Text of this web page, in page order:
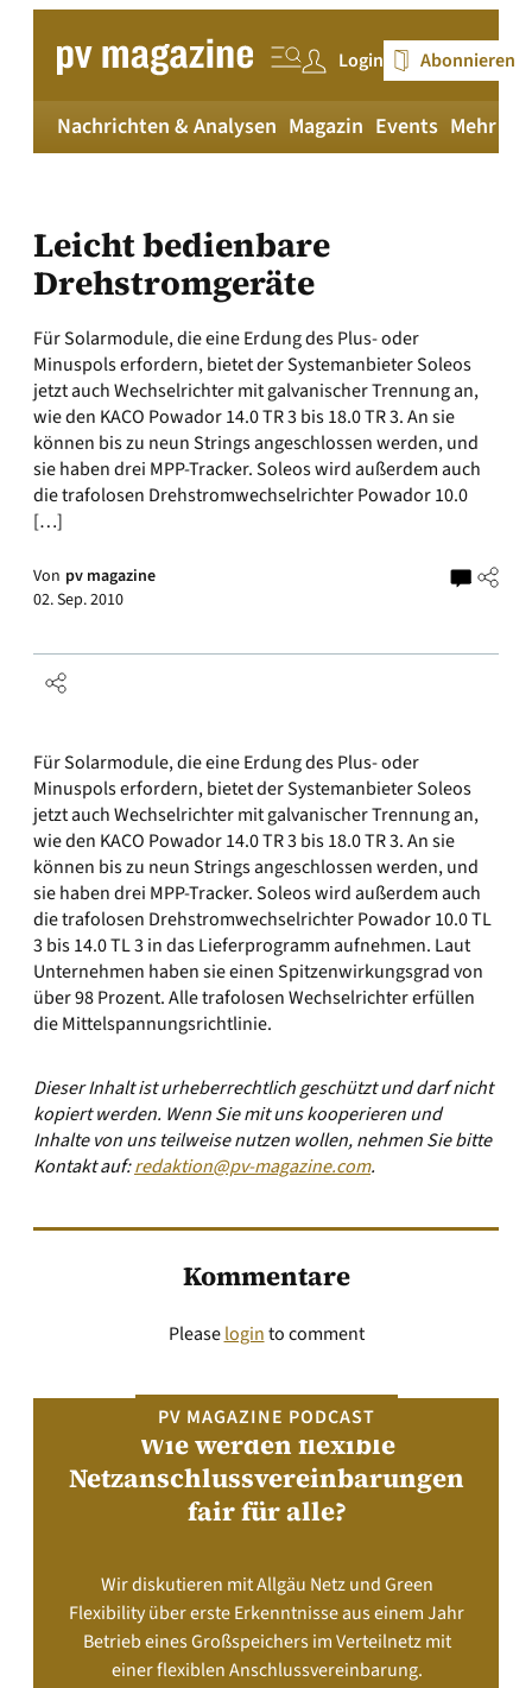
springen
Login Abonnieren
Nachrichten & Analysen Magazin Events Mehr
Leicht bedienbare
Drehstromgeräte
Für Solarmodule, die eine Erdung des Plus- oder
Minuspols erfordern, bietet der Systemanbieter Soleos
jetzt auch Wechselrichter mit galvanischer Trennung an,
wie den KACO Powador 14.0 TR 3 bis 18.0 TR 3. An sie
können bis zu neun Strings angeschlossen werden, und
sie haben drei MPP-Tracker. Soleos wird außerdem auch
die trafolosen Drehstromwechselrichter Powador 10.0
[…]
Von pv magazine
02. Sep. 2010
Für Solarmodule, die eine Erdung des Plus- oder
Minuspols erfordern, bietet der Systemanbieter Soleos
jetzt auch Wechselrichter mit galvanischer Trennung an,
wie den KACO Powador 14.0 TR 3 bis 18.0 TR 3. An sie
können bis zu neun Strings angeschlossen werden, und
sie haben drei MPP-Tracker. Soleos wird außerdem auch
die trafolosen Drehstromwechselrichter Powador 10.0 TL
3 bis 14.0 TL 3 in das Lieferprogramm aufnehmen. Laut
Unternehmen haben sie einen Spitzenwirkungsgrad von
über 98 Prozent. Alle trafolosen Wechselrichter erfüllen
die Mittelspannungsrichtlinie.
Dieser Inhalt ist urheberrechtlich geschützt und darf nicht
kopiert werden. Wenn Sie mit uns kooperieren und
Inhalte von uns teilweise nutzen wollen, nehmen Sie bitte
Kontakt auf:redaktion@pv-magazine.com.
Kommentare
Pleaseloginto comment
PV MAGAZINE PODCAST
Wie werden flexible
Netzanschlussvereinbarungen
fair für alle?
Wir diskutieren mit Allgäu Netz und Green
Flexibility über erste Erkenntnisse aus einem Jahr
Betrieb eines Großspeichers im Verteilnetz mit
einer flexiblen Anschlussvereinbarung.